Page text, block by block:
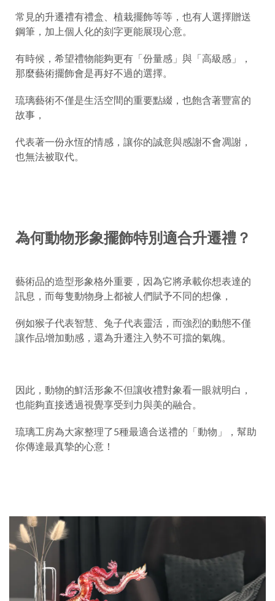
常見的升遷禮有禮盒、植栽擺飾等等，也有人選擇贈送
鋼筆，加上個人化的刻字更能展現心意。
有時候，希望禮物能夠更有「份量感」與「高級感」，
那麼藝術擺飾會是再好不過的選擇。
琉璃藝術不僅是生活空間的重要點綴，也飽含著豐富的
故事，
代表著一份永恆的情感，讓你的誠意與感謝不會凋謝，
也無法被取代。
為何動物形象擺飾特別適合升遷禮？
藝術品的造型形象格外重要，因為它將承載你想表達的
訊息，而每隻動物身上都被人們賦予不同的想像，
例如猴子代表智慧、兔子代表靈活，而強烈的動態不僅
讓作品增加動感，還為升遷注入勢不可擋的氣魄。
因此，動物的鮮活形象不但讓收禮對象看一眼就明白，
也能夠直接透過視覺享受到力與美的融合。
琉璃工房為大家整理了5種最適合送禮的「動物」，幫助
你傳達最真摯的心意！